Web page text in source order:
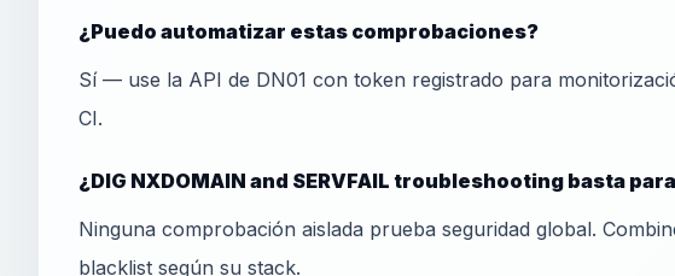
¿Puedo automatizar estas comprobaciones?
Sí — use la API de DN01 con token registrado para
CI.
¿DIG NXDOMAIN and SERVFAIL troubleshooting basta
Ninguna comprobación aislada prueba seguridad global.
blacklist según su stack.